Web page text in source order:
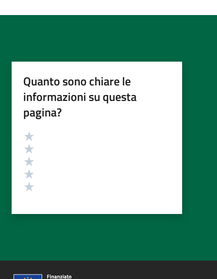
Quanto sono chiare le
informazioni su questa
pagina?
Valutazione